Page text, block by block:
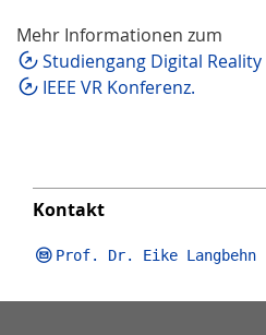
Mehr Informationen zum
Studiengang Digital Reality
IEEE VR Konferenz.
Kontakt
Prof. Dr. Eike Langbehn